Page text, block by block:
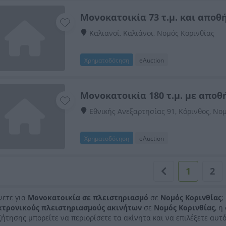
Μονοκατοικία 73 τ.μ. και
Καλιανοί, Καλιάνοι, Νομός Κορινθίας
Χρηματοδότηση eAuction
Μονοκατοικία 180 τ.μ. με
Εθνικής Ανεξαρτησίας 91, Κόρινθος,
Χρηματοδότηση eAuction
1 2
για Μονοκατοικία σε πλειστηριασμό σε Νομός Κορινθίας;
πλειστηριασμούς ακινήτων σε Νομός Κορινθίας, η
μπορείτε να περιορίσετε τα ακίνητα και να επιλέξετε